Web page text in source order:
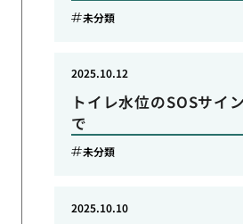
未分類
トイレ水位のSOSサイ
で
2025.10.12
未分類
2025.10.10